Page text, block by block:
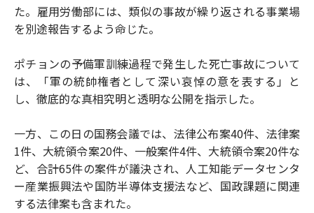
た。雇用労働部には、類似の事故が繰り返される事業場
を別途報告するよう命じた。
ポチョンの予備軍訓練過程で発生した死亡事故について
は、「軍の統帥権者として深い哀悼の意を表する」と
し、徹底的な真相究明と透明な公開を指示した。
一方、この日の国務会議では、法律公布案40件、法律案
1件、大統領令案20件、一般案件4件、大統領令案20件な
ど、合計65件の案件が議決され、人工知能データセンタ
ー産業振興法や国防半導体支援法など、国政課題に関連
する法律案も含まれた。